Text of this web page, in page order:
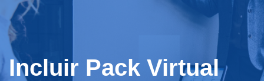
Incluir Pack Virtual